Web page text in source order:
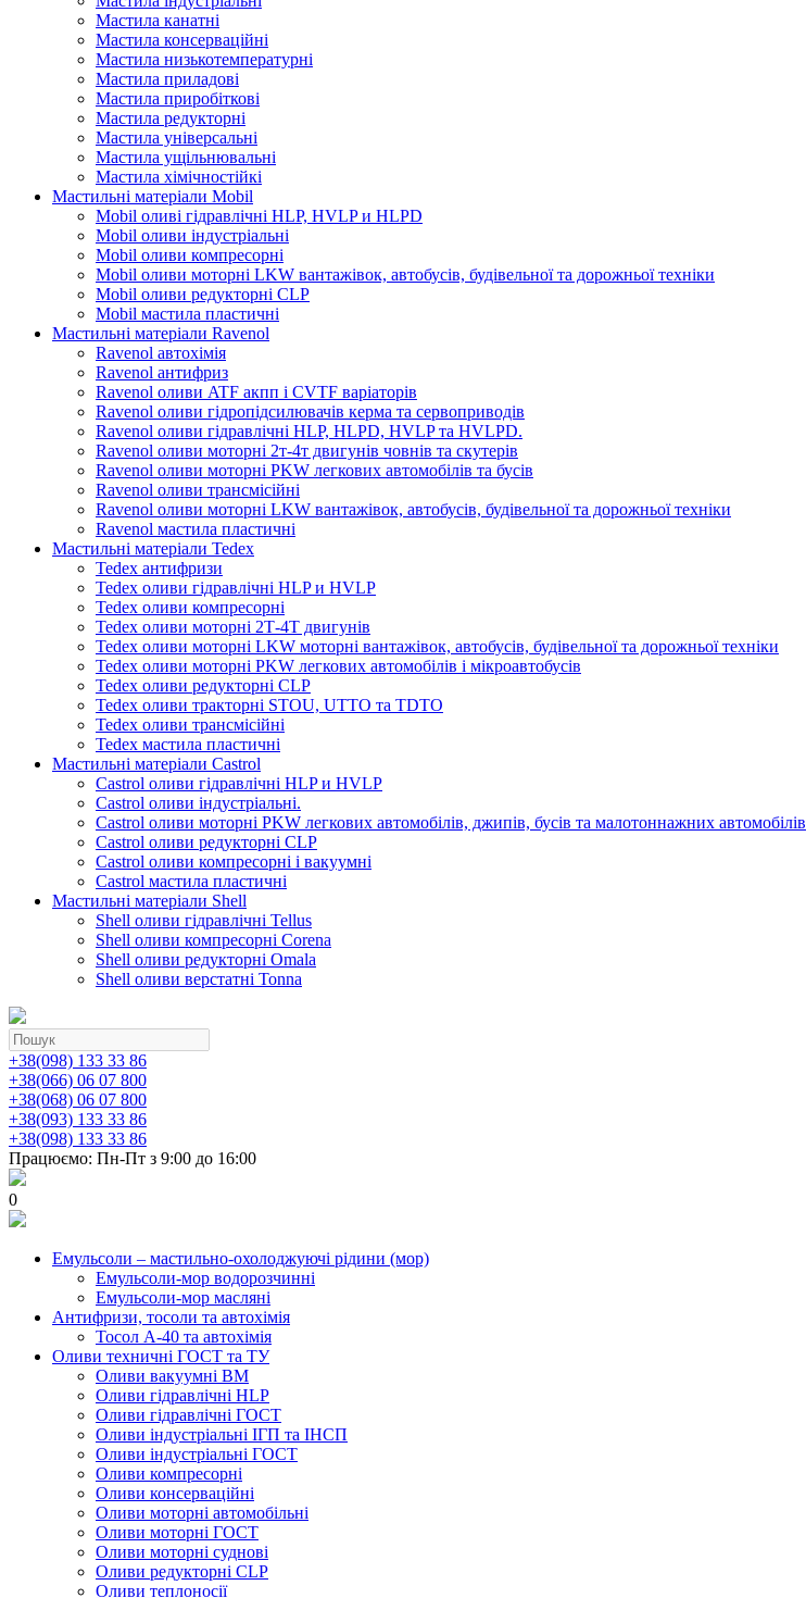
Мастила канатні
Мастила консерваційні
Мастила низькотемпературні
Мастила приладові
Мастила приробіткові
Мастила редукторні
Мастила універсальні
Мастила ущільнювальні
Мастила хімічностійкі
Мастильні матеріали Mobil
Mobil оливі гідравлічні HLP, HVLP и HLPD
Mobil оливи індустріальні
Mobil оливи компресорні
Mobil оливи моторні LKW вантажівок, автобусів, будівельної та дорожньої техніки
Mobil оливи редукторні CLP
Mobil мастила пластичні
Мастильні матеріали Ravenol
Ravenol автохімія
Ravenol антифриз
Ravenol оливи ATF акпп і CVTF варіаторів
Ravenol оливи гідропідсилювачів керма та сервоприводів
Ravenol оливи гідравлічні HLP, HLPD, HVLP та HVLPD.
Ravenol оливи моторні 2т-4т двигунів човнів та скутерів
Ravenol оливи моторні PKW легкових автомобілів та бусів
Ravenol оливи трансмісійні
Ravenol оливи моторні LKW вантажівок, автобусів, будівельної та дорожньої техніки
Ravenol мастила пластичні
Мастильні матеріали Tedex
Tedex антифризи
Tedex оливи гідравлічні HLP и HVLP
Tedex оливи компресорні
Tedex оливи моторні 2Т-4Т двигунів
Tedex оливи моторні LKW моторні вантажівок, автобусів, будівельної та дорожньої техніки
Tedex оливи моторні PKW легкових автомобілів і мікроавтобусів
Tedex оливи редукторні CLP
Tedex оливи тракторні STOU, UTTO та TDTO
Tedex оливи трансмісійні
Tedex мастила пластичні
Мастильні матеріали Castrol
Castrol оливи гідравлічні HLP и HVLP
Castrol оливи індустріальні.
Castrol оливи моторні PKW легкових автомобілів, джипів, бусів та малотоннажних автомобілів
Castrol оливи редукторні CLP
Castrol оливи компресорні і вакуумні
Castrol мастила пластичні
Мастильні матеріали Shell
Shell оливи гідравлічні Tellus
Shell оливи компресорні Corena
Shell оливи редукторні Omala
Shell оливи верстатні Tonna
+38(098) 133 33 86
+38(066) 06 07 800
+38(068) 06 07 800
+38(093) 133 33 86
+38(098) 133 33 86
Працюємо: Пн-Пт з 9:00 до 16:00
0
Емульсоли – мастильно-охолоджуючі рідини (мор)
Емульсоли-мор водорозчинні
Емульсоли-мор масляні
Антифризи, тосоли та автохімія
Тосол А-40 та автохімія
Оливи техничні ГОСТ та ТУ
Оливи вакуумні ВМ
Оливи гідравлічні HLP
Оливи гідравлічні ГОСТ
Оливи індустріальні ІГП та ІНСП
Оливи індустріальні ГОСТ
Оливи компресорні
Оливи консерваційні
Оливи моторні автомобільні
Оливи моторні ГОСТ
Оливи моторні суднові
Оливи редукторні CLP
Оливи теплоносії